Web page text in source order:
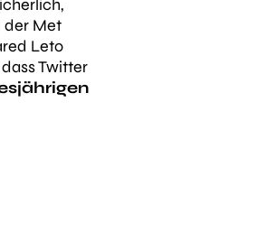
der Met
Leto
Twitter